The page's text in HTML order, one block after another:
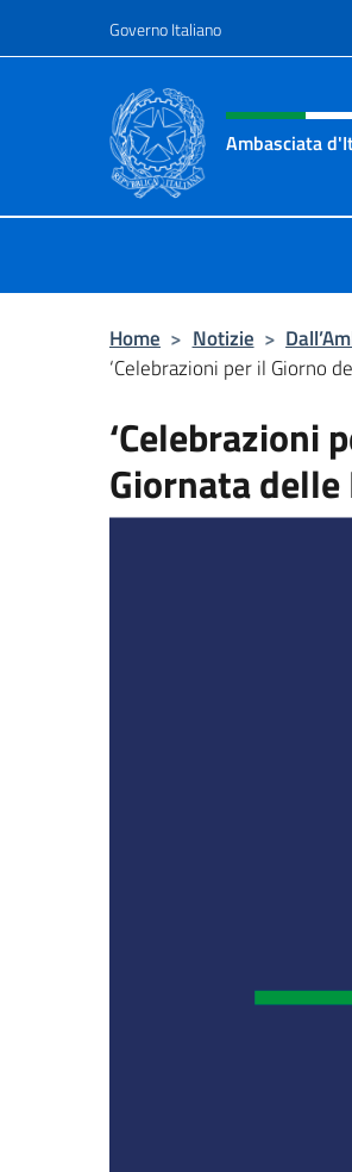
Governo Italiano
Intestazione sito,
Ambasciata
Home > Notizie >
‘Celebrazioni per il Giorno
‘Celebrazioni
Giornata delle